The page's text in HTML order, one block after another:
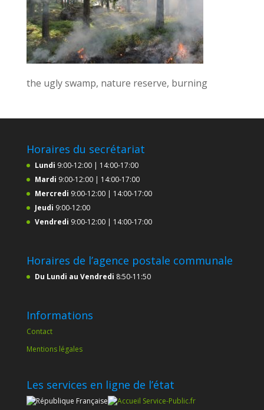
the ugly swamp, nature reserve, burning
Horaires du secrétariat
Lundi 9:00-12:00 | 14:00-17:00
Mardi 9:00-12:00 | 14:00-17:00
Mercredi 9:00-12:00 | 14:00-17:00
Jeudi 9:00-12:00
Vendredi 9:00-12:00 | 14:00-17:00
Horaires de l’agence postale communale
Du Lundi au Vendredi 8:50-11:50
Informations
Contact
Mentions légales
Les services en ligne de l’état